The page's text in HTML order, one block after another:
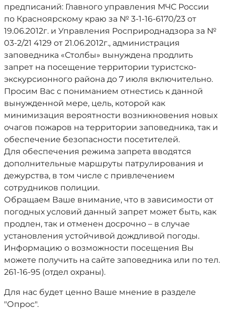
предписаний: Главного управления МЧС России
по Красноярскому краю за № 3-1-16-6170/23 от
19.06.2012г. и Управления Росприроднадзора за №
03-2/21 4129 от 21.06.2012г., администрация
заповедника «Столбы» вынуждена продлить
запрет на посещение территории туристско-
экскурсионного района до 7 июля включительно.
Просим Вас с пониманием отнестись к данной
вынужденной мере, цель, которой как
минимизация вероятности возникновения новых
очагов пожаров на территории заповедника, так и
обеспечение безопасности посетителей.
Для обеспечения режима запрета вводятся
дополнительные маршруты патрулирования и
дежурства, в том числе с привлечением
сотрудников полиции.
Обращаем Ваше внимание, что в зависимости от
погодных условий данный запрет может быть, как
продлен, так и отменен досрочно – в случае
установления устойчивой дождливой погоды.
Информацию о возможности посещения Вы
можете получить на сайте заповедника или по тел.
261-16-95 (отдел охраны).
Для нас будет ценно Ваше мнение в разделе
"Опрос".